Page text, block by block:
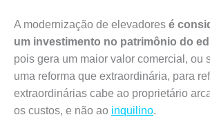
A modernização de elevadores é
um investimento no patrimônio do
pois gera um maior valor comercial, ou
uma reforma que extraordinária, para
extraordinárias cabe ao proprietário
os custos, e não ao inquilino.